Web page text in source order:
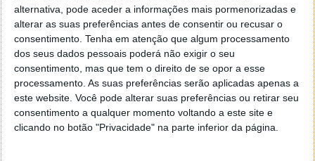
alternativa, pode aceder a informações mais pormenorizadas e
alterar as suas preferências antes de consentir ou recusar o
consentimento. Tenha em atenção que algum processamento
dos seus dados pessoais poderá não exigir o seu
consentimento, mas que tem o direito de se opor a esse
processamento. As suas preferências serão aplicadas apenas a
este website. Você pode alterar suas preferências ou retirar seu
consentimento a qualquer momento voltando a este site e
clicando no botão "Privacidade" na parte inferior da página.